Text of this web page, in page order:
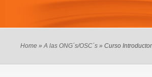
Home »A las ONG´s/OSC´s » Curso